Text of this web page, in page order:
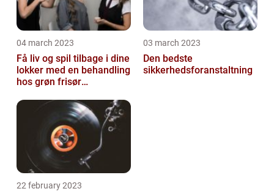
04 march 2023
Få liv og spil tilbage i dine
lokker med en behandling
hos grøn frisør
03 march 2023
Den bedste
sikkerhedsforanstaltning
22 february 2023